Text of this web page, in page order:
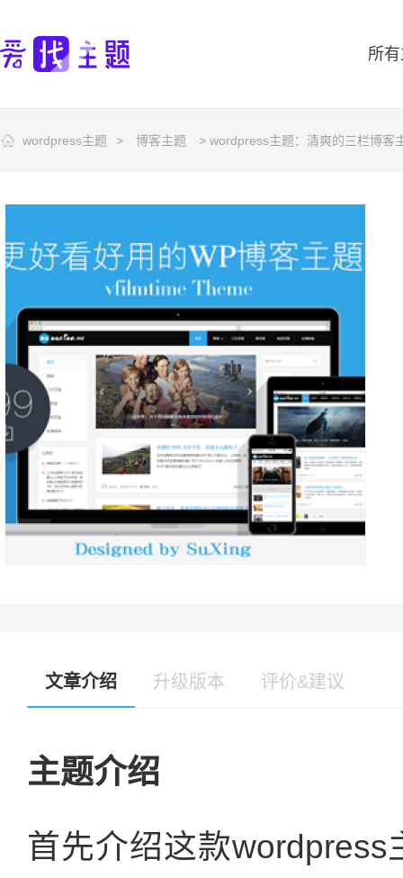
所
wordpress主题 > 博客主题 > wordpress主题：清爽的三栏博客
文章介绍 升级版本 评价&建议
主题介绍
首先介绍这款